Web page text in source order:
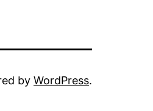
by WordPress.